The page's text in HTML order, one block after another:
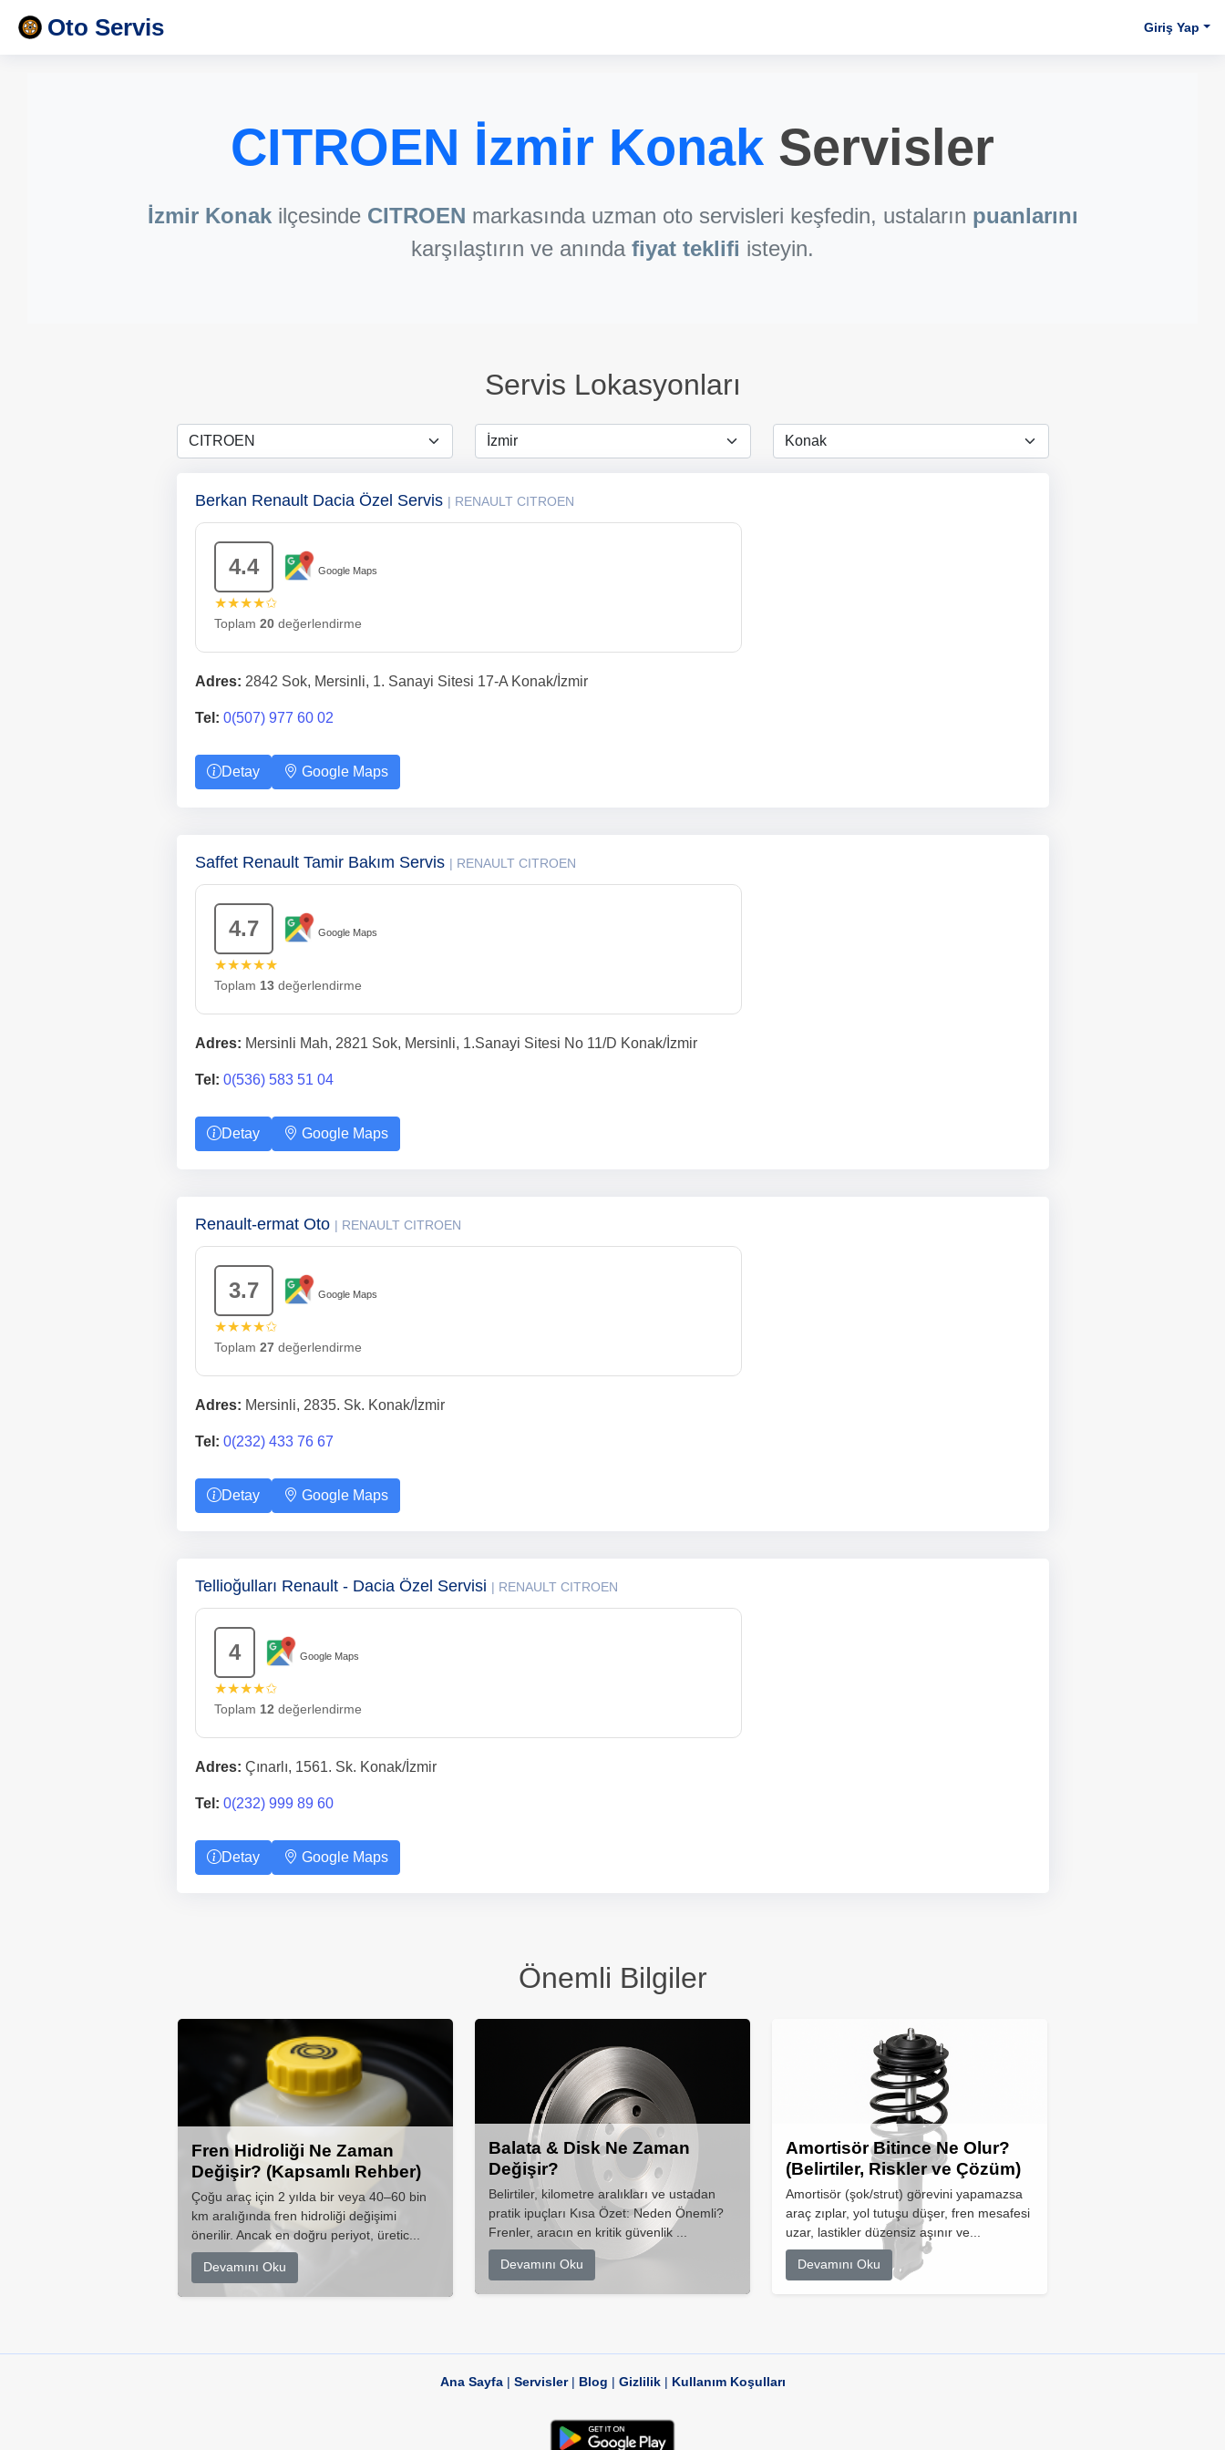
Oto Servis Giriş Yap
CITROEN İzmir Konak Servisler
İzmir Konakilçesinde CITROEN markasında uzman oto servisleri keşfedin, ustaların puanlarını
karşılaştırın ve anında fiyat teklifi isteyin.
Servis Lokasyonları
Berkan Renault Dacia Özel Servis | RENAULT CITROEN
4.4 Google Maps
★★★★✩
Toplam 20değerlendirme
Adres: 2842 Sok, Mersinli, 1. Sanayi Sitesi 17-A Konak/İzmir
Tel: 0(507) 977 60 02
Detay Google Maps
Saffet Renault Tamir Bakım Servis | RENAULT CITROEN
4.7 Google Maps
★★★★★
Toplam 13değerlendirme
Adres: Mersinli Mah, 2821 Sok, Mersinli, 1.Sanayi Sitesi No 11/D Konak/İzmir
Tel: 0(536) 583 51 04
Detay Google Maps
Renault-ermat Oto | RENAULT CITROEN
3.7 Google Maps
★★★★✩
Toplam 27değerlendirme
Adres: Mersinli, 2835. Sk. Konak/İzmir
Tel: 0(232) 433 76 67
Detay Google Maps
Tellioğulları Renault - Dacia Özel Servisi | RENAULT CITROEN
4 Google Maps
★★★★✩
Toplam 12 değerlendirme
Adres: Çınarlı, 1561. Sk. Konak/İzmir
Tel: 0(232) 999 89 60
Detay Google Maps
Önemli Bilgiler
Fren Hidroliği Ne Zaman
Değişir? (Kapsamlı Rehber)
Çoğu araç için 2 yılda bir veya 40–60 bin
km aralığında fren hidroliği değişimi
önerilir. Ancak en doğru periyot, üretic...
Devamını Oku
Balata & Disk Ne Zaman
Değişir?
Belirtiler, kilometre aralıkları ve ustadan
pratik ipuçları Kısa Özet: Neden Önemli?
Frenler, aracın en kritik güvenlik ...
Devamını Oku
Amortisör Bitince Ne Olur?
(Belirtiler, Riskler ve Çözüm)
Amortisör (şok/strut) görevini yapamazsa
araç zıplar, yol tutuşu düşer, fren mesafesi
uzar, lastikler düzensiz aşınır ve...
Devamını Oku
Ana Sayfa| Servisler| Blog | Gizlilik| Kullanım Koşulları